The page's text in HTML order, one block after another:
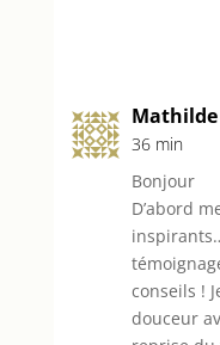
Mathilde
36 min
Bonjour
D’abord
conseils !
douceur